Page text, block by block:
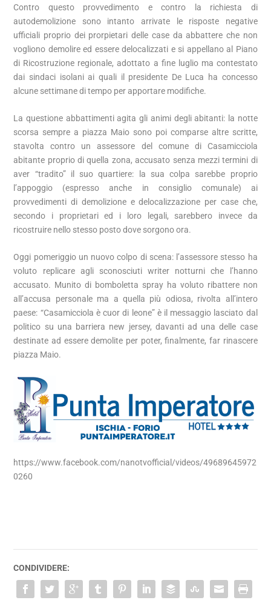
Contro questo provvedimento e contro la richiesta di
autodemolizione sono intanto arrivate le risposte negative
ufficiali proprio dei prorpietari delle case da abbattere che non
vogliono demolire ed essere delocalizzati e si appellano al Piano
di Ricostruzione regionale, adottato a fine luglio ma contestato
dai sindaci isolani ai quali il presidente De Luca ha concesso
alcune settimane di tempo per apportare modifiche.
La questione abbattimenti agita gli animi degli abitanti: la notte
scorsa sempre a piazza Maio sono poi comparse altre scritte,
stavolta contro un assessore del comune di Casamicciola
abitante proprio di quella zona, accusato senza mezzi termini di
aver “tradito” il suo quartiere: la sua colpa sarebbe proprio
l’appoggio (espresso anche in consiglio comunale) ai
provvedimenti di demolizione e delocalizzazione per case che,
secondo i proprietari ed i loro legali, sarebbero invece da
ricostruire nello stesso posto dove sorgono ora.
Oggi pomeriggio un nuovo colpo di scena: l’assessore stesso ha
voluto replicare agli sconosciuti writer notturni che l’hanno
accusato. Munito di bomboletta spray ha voluto ribattere non
all’accusa personale ma a quella più odiosa, rivolta all’intero
paese: “Casamicciola è cuor di leone” è il messaggio lasciato dal
politico su una barriera new jersey, davanti ad una delle case
destinate ad essere demolite per poter, finalmente, far rinascere
piazza Maio.
https://www.facebook.com/nanotvofficial/videos/49689645972
0260
CONDIVIDERE: